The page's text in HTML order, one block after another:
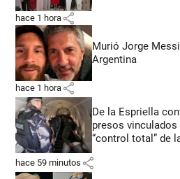
hace 1 hora share
Murió Jorge
Argentina
hace 1 hora share
De la Espriella
presos vinculados
“control total” de
hace 59 minutos share